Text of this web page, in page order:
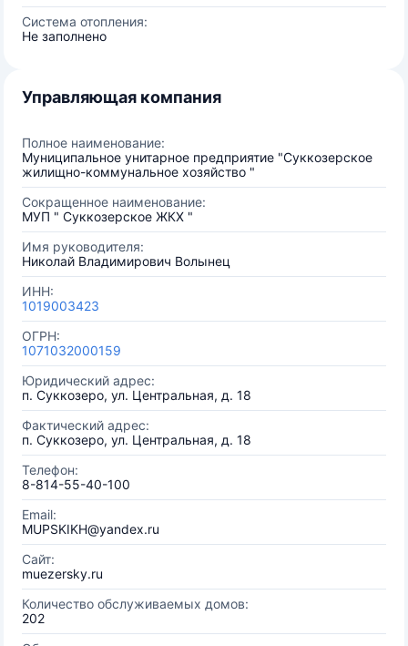
Система отопления:
Не заполнено
Управляющая компания
Полное наименование:
Муниципальное унитарное предприятие "Суккозерское
жилищно-коммунальное хозяйство "
Сокращенное наименование:
МУП " Суккозерское ЖКХ "
Имя руководителя:
Николай Владимирович Волынец
ИНН:
1019003423
ОГРН:
1071032000159
Юридический адрес:
п. Суккозеро, ул. Центральная, д. 18
Фактический адрес:
п. Суккозеро, ул. Центральная, д. 18
Телефон:
8-814-55-40-100
Email:
MUPSKIKH@yandex.ru
Сайт:
muezersky.ru
Количество обслуживаемых домов:
202